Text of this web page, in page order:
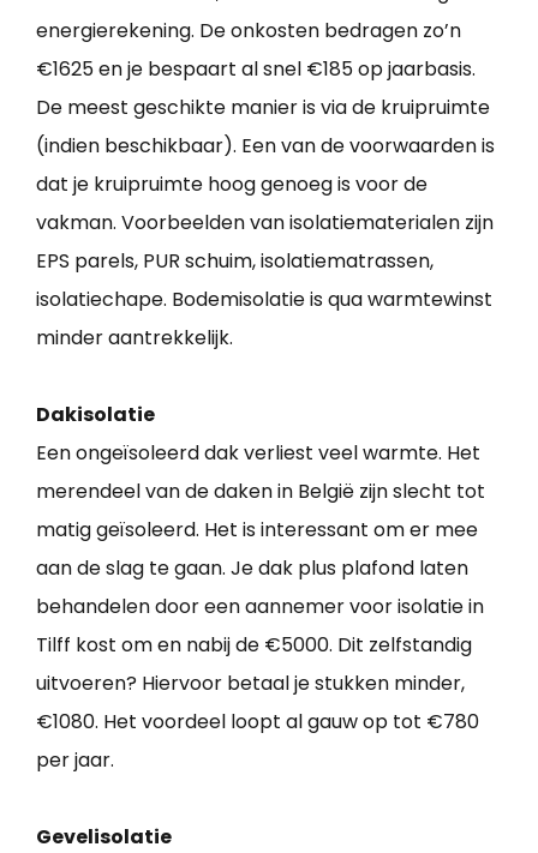
energierekening. De onkosten bedragen zo’n
€1625 en je bespaart al snel €185 op jaarbasis.
De meest geschikte manier is via de kruipruimte
(indien beschikbaar). Een van de voorwaarden is
dat je kruipruimte hoog genoeg is voor de
vakman. Voorbeelden van isolatiematerialen zijn
EPS parels, PUR schuim, isolatiematrassen,
isolatiechape. Bodemisolatie is qua warmtewinst
minder aantrekkelijk.
Dakisolatie
Een ongeïsoleerd dak verliest veel warmte. Het
merendeel van de daken in België zijn slecht tot
matig geïsoleerd. Het is interessant om er mee
aan de slag te gaan. Je dak plus plafond laten
behandelen door een aannemer voor isolatie in
Tilff kost om en nabij de €5000. Dit zelfstandig
uitvoeren? Hiervoor betaal je stukken minder,
€1080. Het voordeel loopt al gauw op tot €780
per jaar.
Gevelisolatie